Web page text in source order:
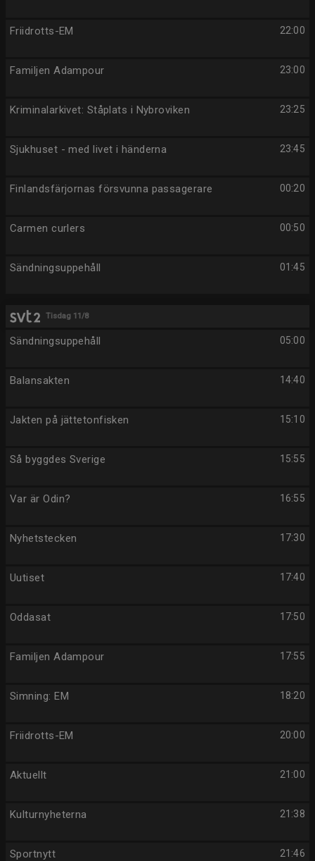
22:00
Friidrotts-EM
23:00
Familjen Adampour
23:25
Kriminalarkivet: Ståplats i Nybroviken
23:45
Sjukhuset - med livet i händerna
00:20
Finlandsfärjornas försvunna passagerare
00:50
Carmen curlers
01:45
Sändningsuppehåll
Tisdag 11/8
05:00
Sändningsuppehåll
14:40
Balansakten
15:10
Jakten på jättetonfisken
15:55
Så byggdes Sverige
16:55
Var är Odin?
17:30
Nyhetstecken
17:40
Uutiset
17:50
Oddasat
17:55
Familjen Adampour
18:20
Simning: EM
20:00
Friidrotts-EM
21:00
Aktuellt
21:38
Kulturnyheterna
21:46
Sportnytt